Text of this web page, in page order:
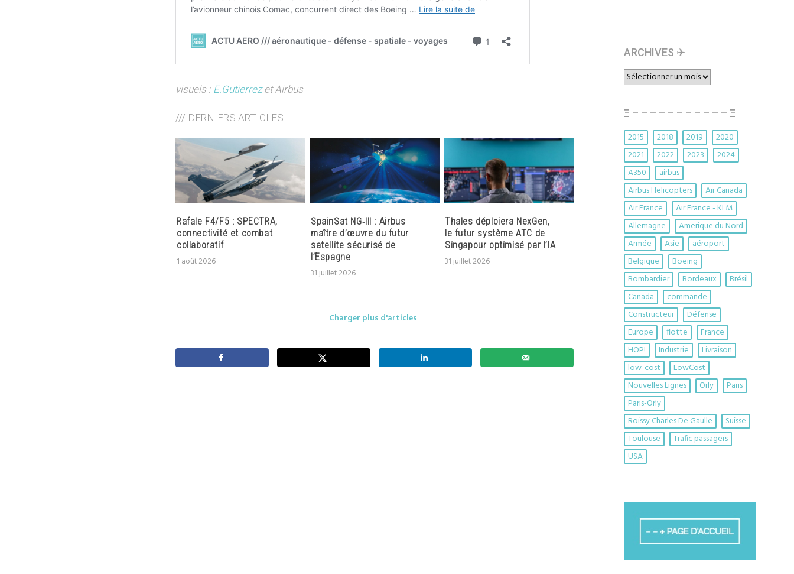
visuels : E.Gutierrezet Airbus
/// DERNIERS ARTICLES
Rafale F4/F5 : SPECTRA,
connectivité et combat
collaboratif
1 août 2026
SpainSat NG‑III : Airbus
maître d’œuvre du futur
satellite sécurisé de
l’Espagne
31 juillet 2026
Thales déploiera NexGen,
le futur système ATC de
Singapour optimisé par l’IA
31 juillet 2026
Charger plus d'articles
ARCHIVES ✈︎
ARCHIVES
✈︎
Ξ – – – – – – – – – – – Ξ
2015 2018 2019
2020
2021
2022 2023
2024
A350
airbus
Airbus Helicopters
Air Canada
Air France
Air France - KLM
Allemagne
Amerique du Nord
Armée
Asie
aéroport
Belgique
Boeing
Bombardier
Bordeaux
Brésil
Canada
commande
Constructeur
Défense
Europe
flotte
France
HOP!
Industrie
Livraison
low-cost
LowCost
Nouvelles Lignes
Orly
Paris
Paris-Orly
Roissy Charles De Gaulle
Suisse
Toulouse
Trafic passagers
USA